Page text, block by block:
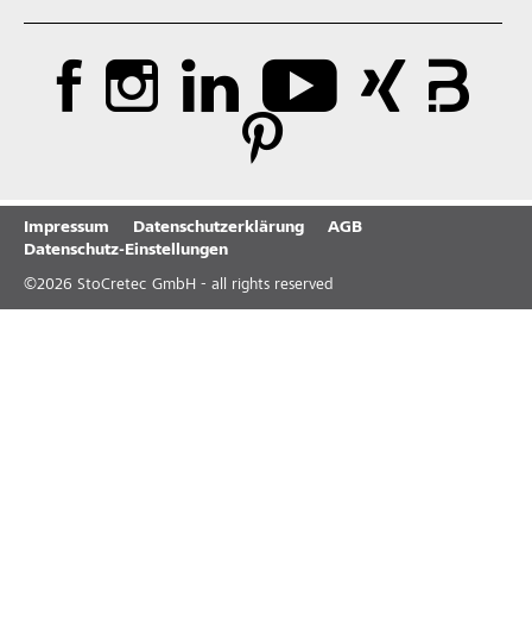
Impressum Datenschutzerklärung
AGB
Datenschutz-Einstellungen
©2026 StoCretec GmbH - all rights reserved